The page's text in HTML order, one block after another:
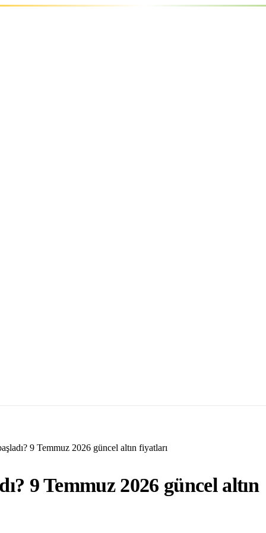
9 Temmuz 2026 güncel altın fiyatları
9 Temmuz 2026 güncel altın